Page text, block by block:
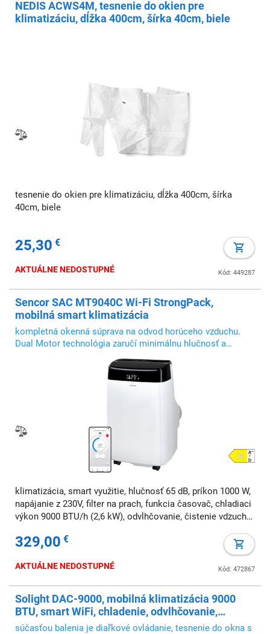
NEDIS ACWS4M, tesnenie do okien pre
klimatizáciu, dĺžka 400cm, šírka 40cm, biele
tesnenie do okien pre klimatizáciu, dĺžka 400cm, šírka
40cm, biele
25,30 €
Kód: 449287
AKTUÁLNE NEDOSTUPNÉ
Sencor SAC MT9040C Wi-Fi StrongPack,
mobilná smart klimatizácia
kompletná okenná súprava na odvod horúceho vzduchu.
Dual Motor technológia zaručí minimálnu hlučnosť a
klimatizácia, smart využitie, hlučnosť 65 dB, príkon 1000 W,
napájanie z 230V, filter na prach, funkcia časovač, chladiaci
výkon 9000 BTU/h (2,6 kW), odvlhčovanie, čistenie vdzuchu,
ovládanie, energ
329,00 €
Kód: 472867
AKTUÁLNE NEDOSTUPNÉ
Solight DAC-9000, mobilná klimatizácia 9000
BTU, smart WiFi, chladenie, odvlhčovanie,
ventilátor
súčasťou balenia je diaľkové ovládanie, tesnenie do okna s